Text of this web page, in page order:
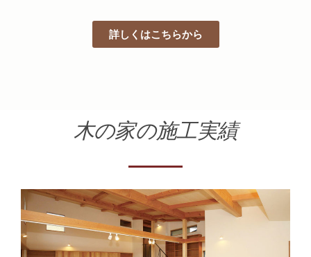
詳しくはこちらから
木の家の施工実績